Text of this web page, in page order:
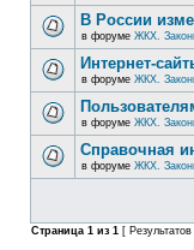
В России
в форуме ЖКХ.
Интернет-
в форуме ЖКХ.
в форуме ЖКХ.
Справочная
в форуме ЖКХ.
Страница 1 из 1 [